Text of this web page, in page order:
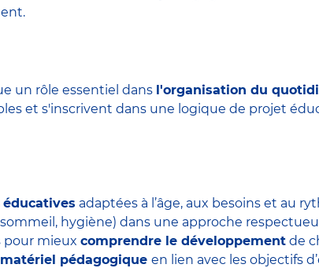
un rôle essentiel dans l'organisation du
et s'inscrivent dans une logique de projet
adaptées à l’âge, aux besoins et au
sommeil, hygiène) dans une approche
pour mieux comprendre le développement de
pédagogique en lien avec les objectifs